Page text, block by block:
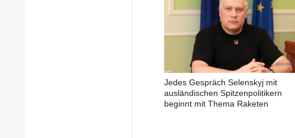
Jedes Gespräch Selenskyj mit
ausländischen Spitzenpolitikern
beginnt mit Thema Raketen